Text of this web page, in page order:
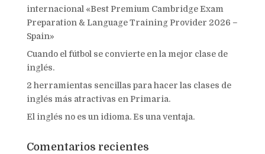
internacional «Best Premium Cambridge Exam
Preparation & Language Training Provider 2026 –
Spain»
Cuando el fútbol se convierte en la mejor clase de
inglés.
2 herramientas sencillas para hacer las clases de
inglés más atractivas en Primaria.
El inglés no es un idioma. Es una ventaja.
Comentarios recientes